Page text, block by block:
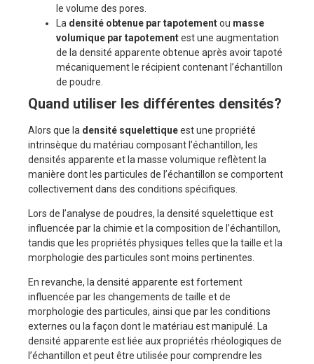
le volume des pores.
La densité obtenue par tapotementou masse
volumique par tapotementest une augmentation
de la densité apparente obtenue après avoir tapoté
mécaniquement le récipient contenant l’échantillon
de poudre.
Quand utiliser les différentes densités?
Alors que la densité squelettiqueest une propriété
intrinsèque du matériau composant l’échantillon, les
densités apparente et la masse volumique reflètent la
manière dont les particules de l’échantillon se comportent
collectivement dans des conditions spécifiques.
Lors de l’analyse de poudres, la densité squelettique est
influencée par la chimie et la composition de l’échantillon,
tandis que les propriétés physiques telles que la taille et la
morphologie des particules sont moins pertinentes.
En revanche, la densité apparente est fortement
influencée par les changements de taille et de
morphologie des particules, ainsi que par les conditions
externes ou la façon dont le matériau est manipulé. La
densité apparente est liée aux propriétés rhéologiques de
l’échantillon et peut être utilisée pour comprendre les